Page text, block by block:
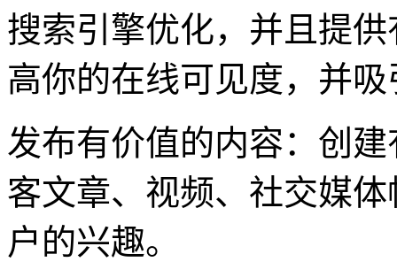
搜索引擎优化，并且提
高你的在线可见度，并
发布有价值的内容：创
客文章、视频、社交媒
户的兴趣。